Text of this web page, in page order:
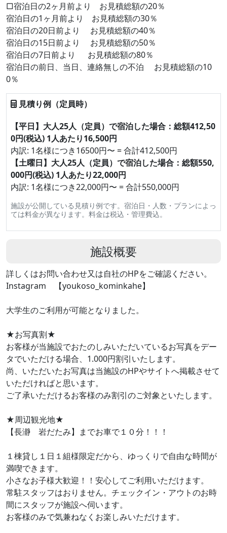
□宿泊日の2ヶ月前より お見積総額の20％
宿泊日の1ヶ月前より お見積総額の30％
宿泊日の20日前より お見積総額の40％
宿泊日の15日前より お見積総額の50％
宿泊日の7日前より お見積総額の80％
宿泊日の前日、当日、連絡無しの不泊 お見積総額の10
0％
見積り例（定員時）
【平日】大人25人（定員）で宿泊した場合：総額412,50
0円(税込) 1人あたり16,500円
内訳: 1名様につき16500円〜 = 合計412,500円
【土曜日】大人25人（定員）で宿泊した場合：総額550,
000円(税込) 1人あたり22,000円
内訳: 1名様につき22,000円〜 = 合計550,000円
施設が公開している見積り例です。宿泊日・人数・プランによっ
ては料金が異なります。料金は税込・管理費込。
施設概要
詳しくはお問い合わせ又は自社のHPをご確認ください。
Instagram 【youkoso_kominkahe】
大学生のご利用が可能となりました。
★お写真割★
お客様が当施設でおたのしみいただいているお写真をデー
タでいただける場合、1.000円割引いたします。
尚、いただいたお写真は当施設のHPやサイトへ掲載させて
いただければと思います。
ご了承いただけるお客様のみ割引のご対象といたします。
★周辺観光地★
【長瀞 岩だたみ】までお車で１０分！！！
１棟貸し１日１組様限定だから、ゆっくりで自由な時間が
満喫できます。
小さなお子様大歓迎！！安心してご利用いただけます。
常駐スタッフはおりません。チェックイン・アウトのお時
間にスタッフが施設へ伺います。
お客様のみで気兼ねなくお楽しみいただけます。